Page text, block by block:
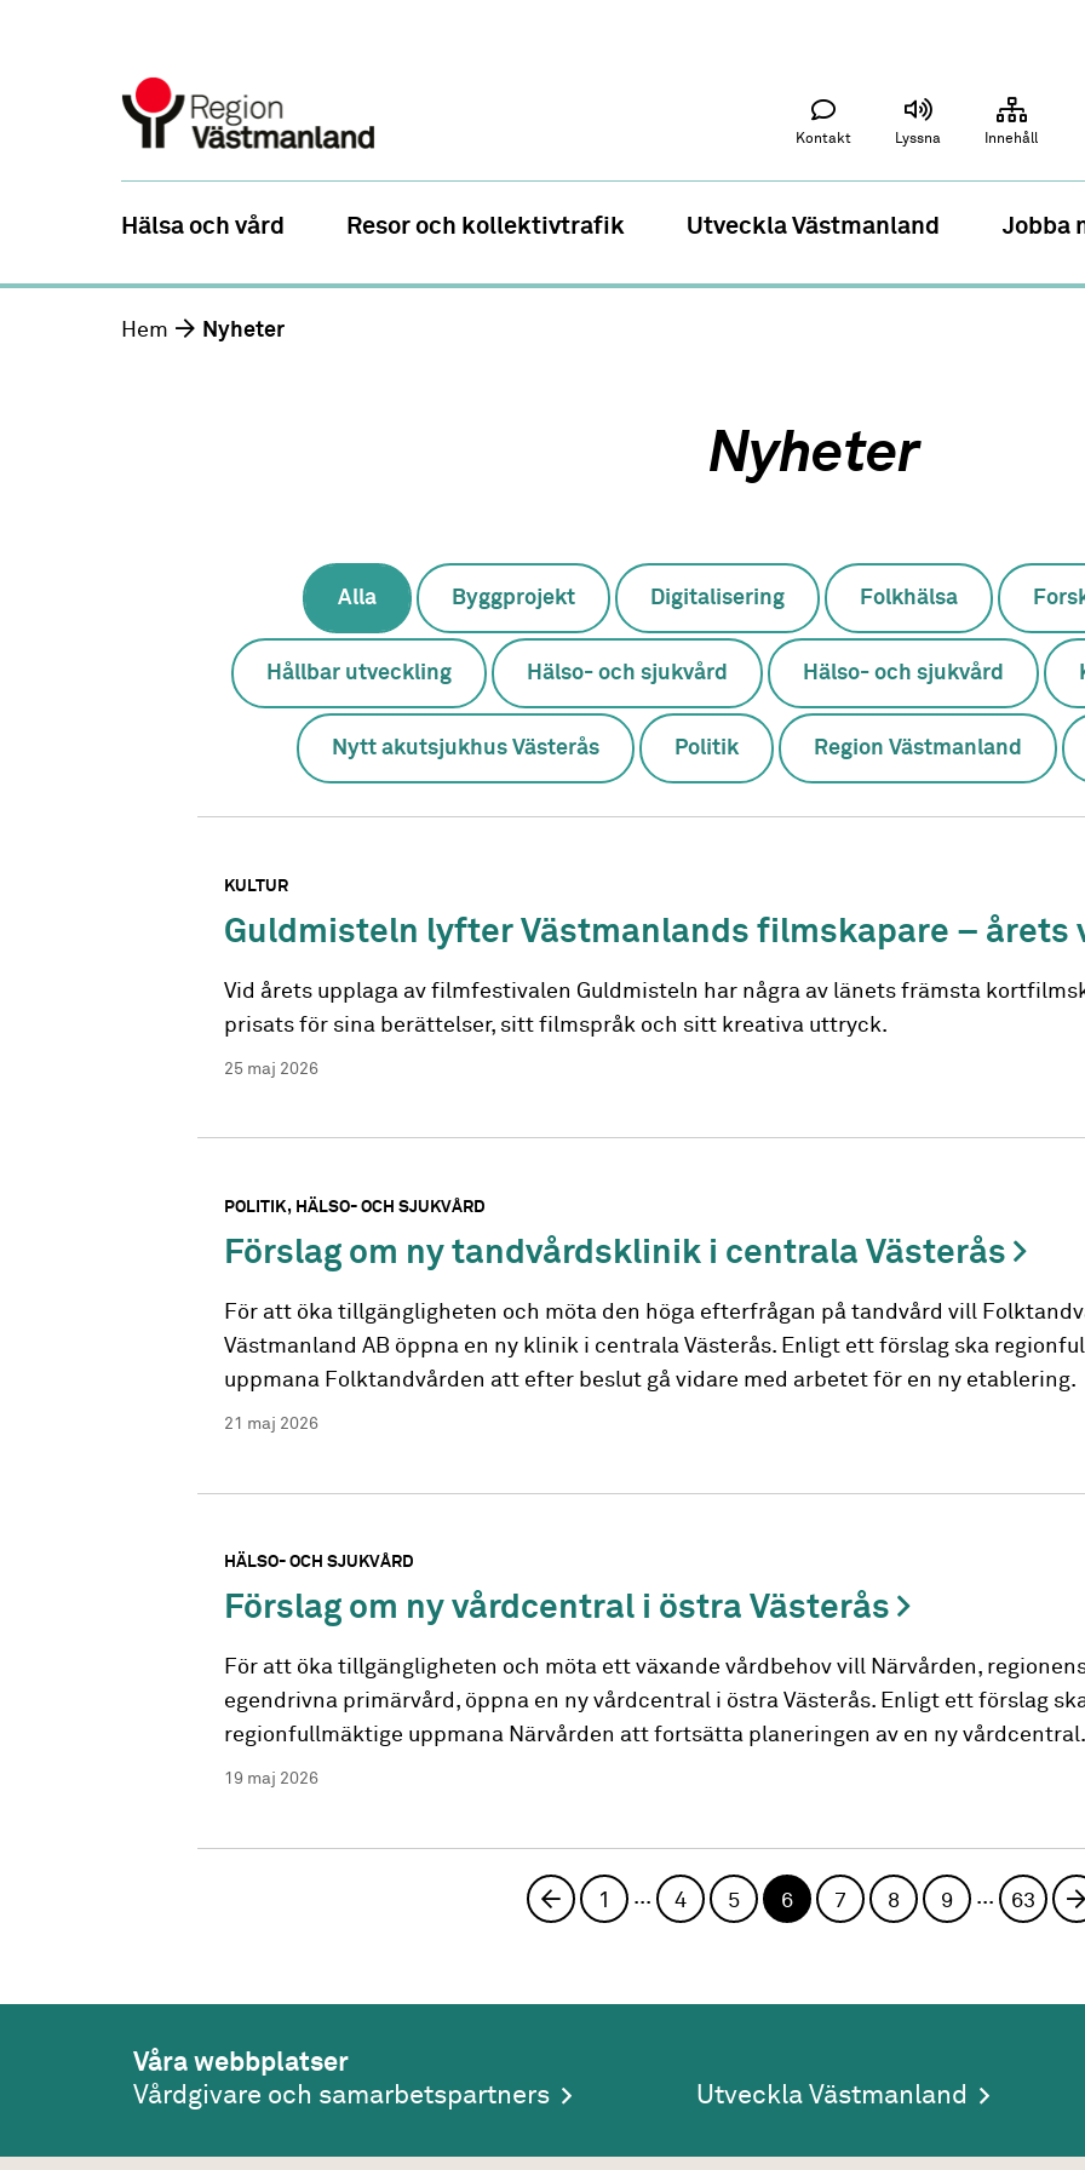
Kontakt Lyssna Innehåll
Hälsa och vård Resor och kollektivtrafik Utveckla Västmanland Jobba
Hem Nyheter
Nyheter
Alla Byggprojekt Digitalisering Folkhälsa
Hållbar utveckling Hälso- och sjukvård Hälso- och sjukvård
Nytt akutsjukhus Västerås Politik Region Västmanland
KULTUR
Guldmisteln lyfter Västmanlands filmskapare – årets
Vid årets upplaga av filmfestivalen Guldmisteln har några av länets främsta
prisats för sina berättelser, sitt filmspråk och sitt kreativa uttryck.
25 maj 2026
POLITIK HÄLSO- OCH SJUKVÅRD
Förslag om ny tandvårdsklinik i centrala Västerås
För att öka tillgängligheten och möta den höga efterfrågan på tandvård vill
Västmanland AB öppna en ny klinik i centrala Västerås. Enligt ett förslag ska
uppmana Folktandvården att efter beslut gå vidare med arbetet för en ny etablering.
21 maj 2026
HÄLSO- OCH SJUKVÅRD
Förslag om ny vårdcentral i östra Västerås
För att öka tillgängligheten och möta ett växande vårdbehov vill Närvården,
egendrivna primärvård, öppna en ny vårdcentral i östra Västerås. Enligt ett förslag
regionfullmäktige uppmana Närvården att fortsätta planeringen av en ny vårdcentral.
19 maj 2026
Föregående sida
1 ... 4 5 6 7 8 9 ... 63
Våra webbplatser
Vårdgivare och samarbetspartners
Utveckla Västmanland